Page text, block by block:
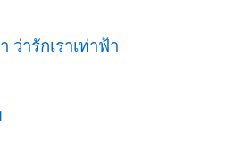
ว่ารักเราเท่าฟ้า